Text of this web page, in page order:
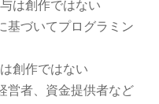
は創作ではない
基づいてプログラミン
創作ではない
営者、資金提供者など